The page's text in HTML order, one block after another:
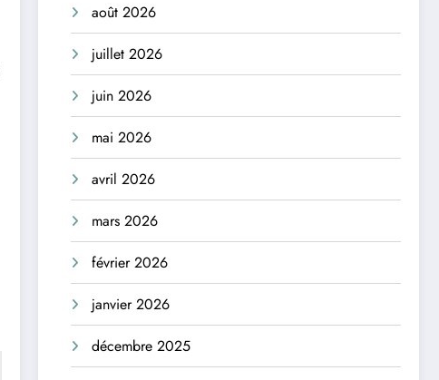
août 2026
juillet 2026
juin 2026
mai 2026
avril 2026
mars 2026
février 2026
janvier 2026
décembre 2025